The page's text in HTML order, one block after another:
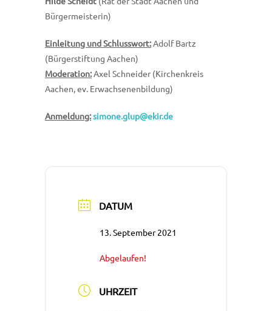
Bürgermeisterin)
Einleitung und Schlusswort:Adolf Bartz
(Bürgerstiftung Aachen)
Moderation:Axel Schneider (Kirchenkreis
Aachen, ev. Erwachsenenbildung)
Anmeldung:simone.glup@ekir.de
DATUM
13. September 2021
Abgelaufen!
UHRZEIT